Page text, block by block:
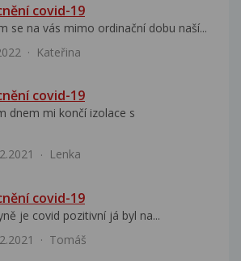
covid-19
se na vás mimo ordinační dobu naší...
Kateřina
covid-19
dnem mi končí izolace s
Lenka
covid-19
je covid pozitivní já byl na...
Tomáš